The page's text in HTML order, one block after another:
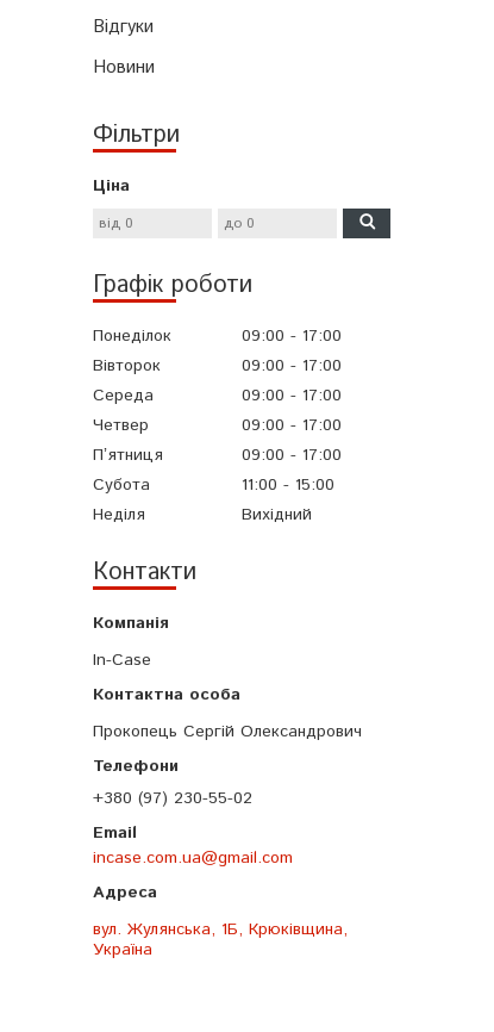
Відгуки
Новини
Фільтри
Ціна
Графік роботи
Понеділок 09:00
17:00
Вівторок
09:00
17:00
Середа
09:00
17:00
Четвер
09:00
17:00
Пʼятниця
09:00
17:00
Субота
11:00
15:00
Неділя
Вихідний
Контакти
In-Case
Прокопець Сергій Олександрович
+380 (97) 230-55-02
incase.com.ua@gmail.com
вул. Жулянська, 1Б, Крюківщина,
Україна